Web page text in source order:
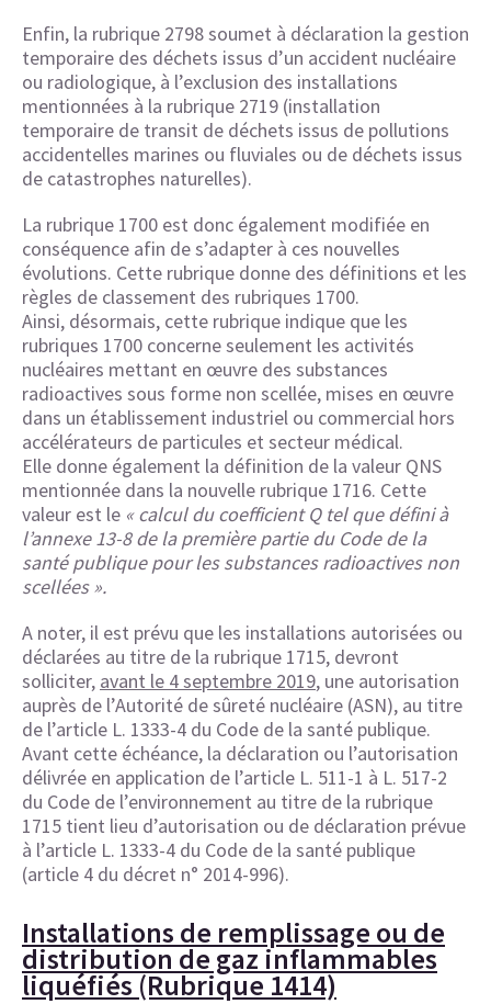
Enfin, la rubrique 2798 soumet à déclaration la gestion
temporaire des déchets issus d’un accident nucléaire
ou radiologique, à l’exclusion des installations
mentionnées à la rubrique 2719 (installation
temporaire de transit de déchets issus de pollutions
accidentelles marines ou fluviales ou de déchets issus
de catastrophes naturelles).
La rubrique 1700 est donc également modifiée en
conséquence afin de s’adapter à ces nouvelles
évolutions. Cette rubrique donne des définitions et les
règles de classement des rubriques 1700.
Ainsi, désormais, cette rubrique indique que les
rubriques 1700 concerne seulement les activités
nucléaires mettant en œuvre des substances
radioactives sous forme non scellée, mises en œuvre
dans un établissement industriel ou commercial hors
accélérateurs de particules et secteur médical.
Elle donne également la définition de la valeur QNS
mentionnée dans la nouvelle rubrique 1716. Cette
valeur est le « calcul du coefficient Q tel que défini à
l’annexe 13-8 de la première partie du Code de la
santé publique pour les substances radioactives non
scellées ».
A noter, il est prévu que les installations autorisées ou
déclarées au titre de la rubrique 1715, devront
solliciter, avant le 4 septembre 2019, une autorisation
auprès de l’Autorité de sûreté nucléaire (ASN), au titre
de l’article L. 1333-4 du Code de la santé publique.
Avant cette échéance, la déclaration ou l’autorisation
délivrée en application de l’article L. 511-1 à L. 517-2
du Code de l’environnement au titre de la rubrique
1715 tient lieu d’autorisation ou de déclaration prévue
à l’article L. 1333-4 du Code de la santé publique
(article 4 du décret n° 2014-996).
Installations de remplissage ou de
distribution de gaz inflammables
liquéfiés (Rubrique 1414)